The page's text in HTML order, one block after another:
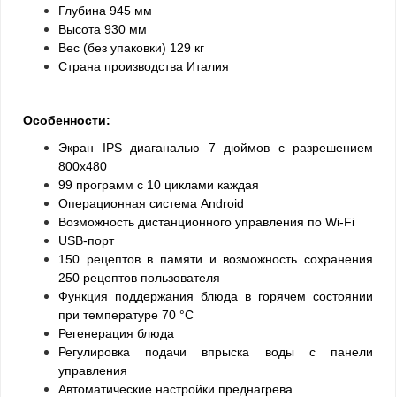
Глубина 945 мм
Высота 930 мм
Вес (без упаковки) 129 кг
Страна производства Италия
Особенности:
Экран IPS диаганалью 7 дюймов с разрешением
800x480
99 программ с 10 циклами каждая
Операционная система Android
Возможность дистанционного управления по Wi-Fi
USB-порт
150 рецептов в памяти и возможность сохранения
250 рецептов пользователя
Функция поддержания блюда в горячем состоянии
при температуре 70 °C
Регенерация блюда
Регулировка подачи впрыска воды с панели
управления
Автоматические настройки преднагрева